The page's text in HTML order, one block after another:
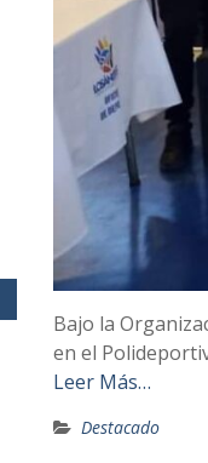
Bajo la
en el
Leer Más…
Destacado